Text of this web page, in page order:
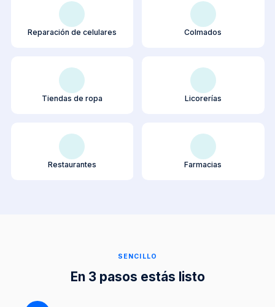
Reparación de celulares Colmados
Tiendas de ropa Licorerías
Restaurantes Farmacias
SENCILLO
En 3 pasos estás listo